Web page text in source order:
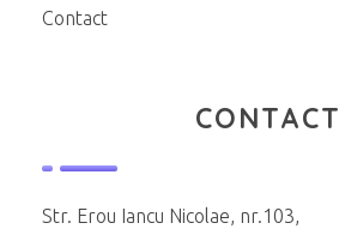
Contact
CONTACT
Str. Erou Iancu Nicolae, nr.103,